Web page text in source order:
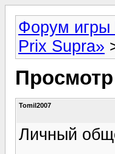
Форум игры
Prix Supra»
Tomil2007
Личный